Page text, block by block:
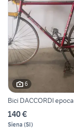
6
Bici DACCORDI epoca
140 €
Siena (SI)